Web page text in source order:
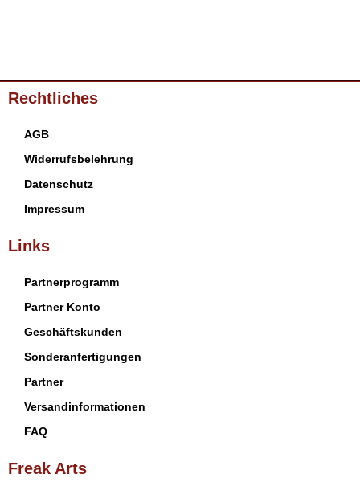
Rechtliches
AGB
Widerrufsbelehrung
Datenschutz
Impressum
Links
Partnerprogramm
Partner Konto
Geschäftskunden
Sonderanfertigungen
Partner
Versandinformationen
FAQ
Freak Arts